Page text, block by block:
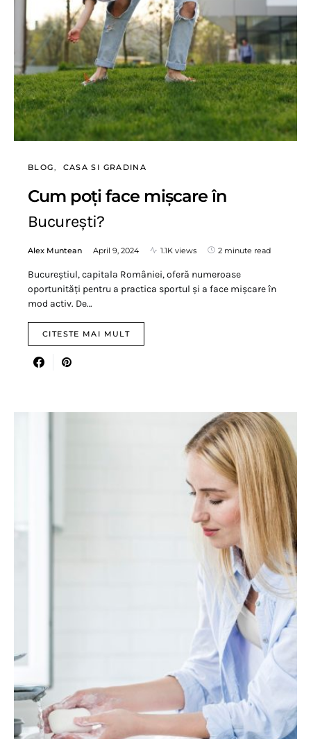
BLOG CASA SI GRADINA
Cum poți face mișcare în
București?
Alex Muntean April 9, 2024 1.1K views 2 minute read
Bucureștiul, capitala României, oferă numeroase
oportunități pentru a practica sportul și a face mișcare în
mod activ. De…
CITESTE MAI MULT